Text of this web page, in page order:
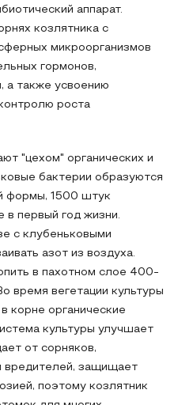
аппарат.
козлятника с
микроорганизмов
гормонов,
а также усвоению
роста
"цехом" органических и
бактерии образуются
формы, 1500 штук
в первый год жизни.
с клубеньковыми
азот из воздуха.
в пахотном слое 400-
время вегетации культуры
корне органические
культуры улучшает
от сорняков,
вредителей, защищает
поэтому козлятник